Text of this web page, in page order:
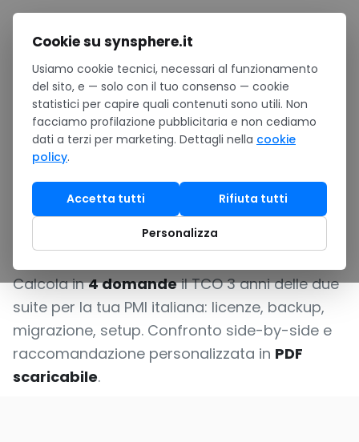
Salta al contenuto
Home / Strumenti TCO Calculator
Microsoft 365 vs
Google Workspace:
quanto costa
davvero?
Calcola in4 domandeil TCO 3 anni delle due
suite per la tua PMI italiana: licenze, backup,
migrazione, setup. Confronto side-by-side e
raccomandazione personalizzata in PDF
scaricabile.
Cookie su synsphere.it
Usiamo cookie tecnici, necessari al funzionamento
del sito, e — solo con il tuo consenso — cookie
statistici per capire quali contenuti sono utili. Non
facciamo profilazione pubblicitaria e non cediamo
dati a terzi per marketing. Dettagli nella cookie
policy.
Accetta tutti Rifiuta tutti
Personalizza